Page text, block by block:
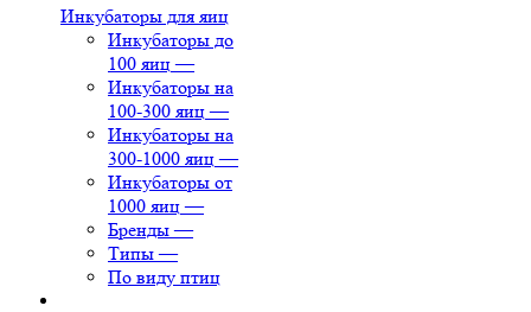
Инкубаторы для яиц
Инкубаторы до
100 яиц —
Инкубаторы на
100-300 яиц —
Инкубаторы на
300-1000 яиц —
Инкубаторы от
1000 яиц —
Бренды —
Типы —
По виду птиц